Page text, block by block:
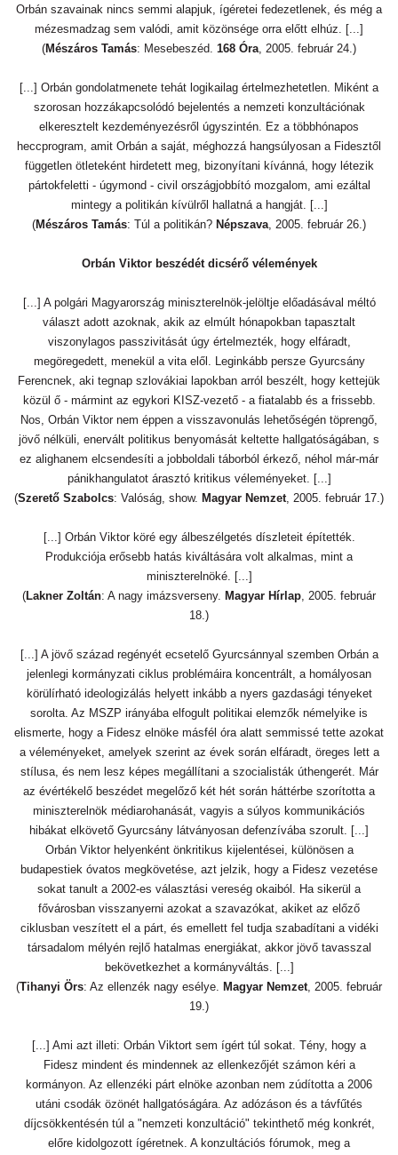
Orbán szavainak nincs semmi alapjuk, ígéretei fedezetlenek, és még a
mézesmadzag sem valódi, amit közönsége orra előtt elhúz. [...]
(Mészáros Tamás: Mesebeszéd. 168 Óra, 2005. február 24.)
[...] Orbán gondolatmenete tehát logikailag értelmezhetetlen. Miként a
szorosan hozzákapcsolódó bejelentés a nemzeti konzultációnak
elkeresztelt kezdeményezésről úgyszintén. Ez a többhónapos
heccprogram, amit Orbán a saját, méghozzá hangsúlyosan a Fidesztől
független ötleteként hirdetett meg, bizonyítani kívánná, hogy létezik
pártokfeletti - úgymond - civil országjobbító mozgalom, ami ezáltal
mintegy a politikán kívülről hallatná a hangját. [...]
(Mészáros Tamás: Túl a politikán? Népszava, 2005. február 26.)
Orbán Viktor beszédét dicsérő vélemények
[...] A polgári Magyarország miniszterelnök-jelöltje előadásával méltó
választ adott azoknak, akik az elmúlt hónapokban tapasztalt
viszonylagos passzivitását úgy értelmezték, hogy elfáradt,
megöregedett, menekül a vita elől. Leginkább persze Gyurcsány
Ferencnek, aki tegnap szlovákiai lapokban arról beszélt, hogy kettejük
közül ő - mármint az egykori KISZ-vezető - a fiatalabb és a frissebb.
Nos, Orbán Viktor nem éppen a visszavonulás lehetőségén töprengő,
jövő nélküli, enervált politikus benyomását keltette hallgatóságában, s
ez alighanem elcsendesíti a jobboldali táborból érkező, néhol már-már
pánikhangulatot árasztó kritikus véleményeket. [...]
(Szerető Szabolcs: Valóság, show. Magyar Nemzet, 2005. február 17.)
[...] Orbán Viktor köré egy álbeszélgetés díszleteit építették.
Produkciója erősebb hatás kiváltására volt alkalmas, mint a
miniszterelnöké. [...]
(Lakner Zoltán: A nagy imázsverseny. Magyar Hírlap, 2005. február
18.)
[...] A jövő század regényét ecsetelő Gyurcsánnyal szemben Orbán a
jelenlegi kormányzati ciklus problémáira koncentrált, a homályosan
körülírható ideologizálás helyett inkább a nyers gazdasági tényeket
sorolta. Az MSZP irányába elfogult politikai elemzők némelyike is
elismerte, hogy a Fidesz elnöke másfél óra alatt semmissé tette azokat
a véleményeket, amelyek szerint az évek során elfáradt, öreges lett a
stílusa, és nem lesz képes megállítani a szocialisták úthengerét. Már
az évértékelő beszédet megelőző két hét során háttérbe szorította a
miniszterelnök médiarohanását, vagyis a súlyos kommunikációs
hibákat elkövető Gyurcsány látványosan defenzívába szorult. [...]
Orbán Viktor helyenként önkritikus kijelentései, különösen a
budapestiek óvatos megkövetése, azt jelzik, hogy a Fidesz vezetése
sokat tanult a 2002-es választási vereség okaiból. Ha sikerül a
fővárosban visszanyerni azokat a szavazókat, akiket az előző
ciklusban veszített el a párt, és emellett fel tudja szabadítani a vidéki
társadalom mélyén rejlő hatalmas energiákat, akkor jövő tavasszal
bekövetkezhet a kormányváltás. [...]
(Tihanyi Örs: Az ellenzék nagy esélye. Magyar Nemzet, 2005. február
19.)
[...] Ami azt illeti: Orbán Viktort sem ígért túl sokat. Tény, hogy a
Fidesz mindent és mindennek az ellenkezőjét számon kéri a
kormányon. Az ellenzéki párt elnöke azonban nem zúdította a 2006
utáni csodák özönét hallgatóságára. Az adózáson és a távfűtés
díjcsökkentésén túl a "nemzeti konzultáció" tekinthető még konkrét,
előre kidolgozott ígéretnek. A konzultációs fórumok, meg a